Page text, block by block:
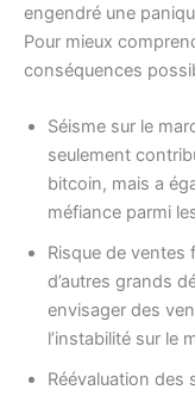
engendré une
Pour mieux
conséquences
Séisme sur le
seulement
bitcoin, mais a
méfiance parmi
Risque de ventes
d’autres grands
envisager des
l’instabilité sur le
Réévaluation des